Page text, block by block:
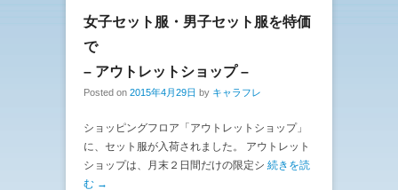
女子セット服・男子セット服を特価
で
– アウトレットショップ –
Posted on 2015年4月29日 by キャラフレ
ショッピングフロア「アウトレットショップ」
に、セット服が入荷されました。 アウトレット
ショップは、月末２日間だけの限定シ 続きを読
む →